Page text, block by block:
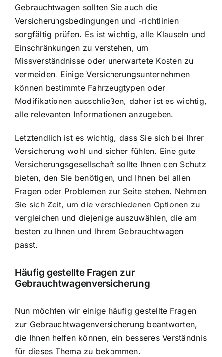
Gebrauchtwagen sollten Sie auch die
Versicherungsbedingungen und -richtlinien
sorgfältig prüfen. Es ist wichtig, alle Klauseln und
Einschränkungen zu verstehen, um
Missverständnisse oder unerwartete Kosten zu
vermeiden. Einige Versicherungsunternehmen
können bestimmte Fahrzeugtypen oder
Modifikationen ausschließen, daher ist es wichtig,
alle relevanten Informationen anzugeben.
Letztendlich ist es wichtig, dass Sie sich bei Ihrer
Versicherung wohl und sicher fühlen. Eine gute
Versicherungsgesellschaft sollte Ihnen den Schutz
bieten, den Sie benötigen, und Ihnen bei allen
Fragen oder Problemen zur Seite stehen. Nehmen
Sie sich Zeit, um die verschiedenen Optionen zu
vergleichen und diejenige auszuwählen, die am
besten zu Ihnen und Ihrem Gebrauchtwagen
passt.
Häufig gestellte Fragen zur
Gebrauchtwagenversicherung
Nun möchten wir einige häufig gestellte Fragen
zur Gebrauchtwagenversicherung beantworten,
die Ihnen helfen können, ein besseres Verständnis
für dieses Thema zu bekommen.